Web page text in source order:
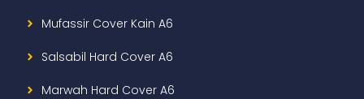
Mufassir Cover Kain A6
Salsabil Hard Cover A6
Marwah Hard Cover A6